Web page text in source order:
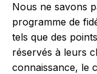
Nous ne savons
programme de
tels que des
réservés à leurs
connaissance, le